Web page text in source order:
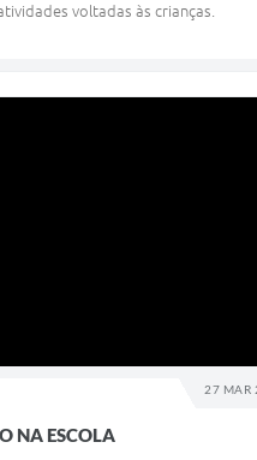
voltadas às crianças.
27 MAR
NA ESCOLA